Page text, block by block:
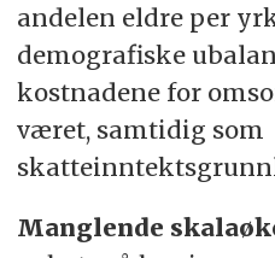
andelen eldre per
demografiske
kostnadene for
været, samtidig som
Manglende